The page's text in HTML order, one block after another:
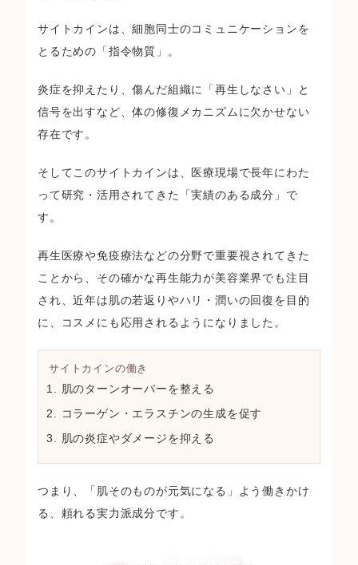
サイトカインは、細胞同士のコミュニケーションを
とるための「指令物質」。
炎症を抑えたり、傷んだ組織に「再生しなさい」と
信号を出すなど、体の修復メカニズムに欠かせない
存在です。
そしてこのサイトカインは、医療現場で長年にわた
って研究・活用されてきた「実績のある成分」 で
す。
再生医療や免疫療法などの分野で重要視されてきた
ことから、その確かな再生能力が美容業界でも注目
され、近年は肌の若返りやハリ・潤いの回復を目的
に、コスメにも応用されるようになりました。
サイトカインの働き
肌のターンオーバーを整える
コラーゲン・エラスチンの生成を促す
肌の炎症やダメージを抑える
つまり、「肌そのものが元気になる」よう働きかけ
る、頼れる実力派成分です。